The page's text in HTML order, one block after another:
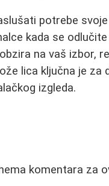
potrebe
kada se
na vaš izbor,
lica ključna je za
izgleda.
komentara za